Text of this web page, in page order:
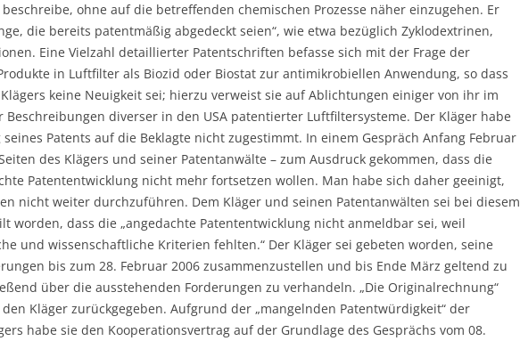
ohne auf die betreffenden chemischen Prozesse näher einzugehen. Er
die bereits patentmäßig abgedeckt seien“, wie etwa bezüglich Zyklodextrinen,
Eine Vielzahl detaillierter Patentschriften befasse sich mit der Frage der
in Luftfilter als Biozid oder Biostat zur antimikrobiellen Anwendung, so dass
keine Neuigkeit sei; hierzu verweist sie auf Ablichtungen einiger von ihr im
diverser in den USA patentierter Luftfiltersysteme. Der Kläger habe
Patents auf die Beklagte nicht zugestimmt. In einem Gespräch Anfang Februar
des Klägers und seiner Patentanwälte – zum Ausdruck gekommen, dass die
Patententwicklung nicht mehr fortsetzen wollen. Man habe sich daher geeinigt,
nicht weiter durchzuführen. Dem Kläger und seinen Patentanwälten sei bei diesem
worden, dass die „angedachte Patententwicklung nicht anmeldbar sei, weil
und wissenschaftliche Kriterien fehlten.“ Der Kläger sei gebeten worden, seine
bis zum 28. Februar 2006 zusammenzustellen und bis Ende März geltend zu
über die ausstehenden Forderungen zu verhandeln. „Die Originalrechnung“
Kläger zurückgegeben. Aufgrund der „mangelnden Patentwürdigkeit“ der
habe sie den Kooperationsvertrag auf der Grundlage des Gesprächs vom 08.